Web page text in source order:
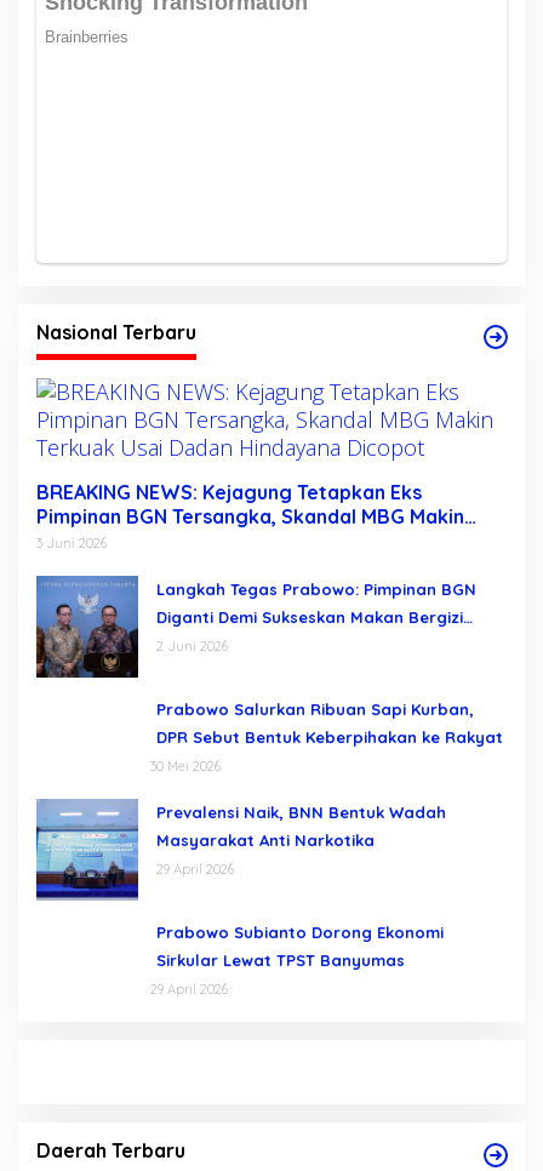
Nasional Terbaru
BREAKING NEWS: Kejagung Tetapkan Eks
Pimpinan BGN Tersangka, Skandal MBG Makin
Terkuak Usai Dadan Hindayana Dicopot
3 Juni 2026
Langkah Tegas Prabowo: Pimpinan BGN
Diganti Demi Sukseskan Makan Bergizi
Gratis
2 Juni 2026
Prabowo Salurkan Ribuan Sapi Kurban,
DPR Sebut Bentuk Keberpihakan ke Rakyat
30 Mei 2026
Prevalensi Naik, BNN Bentuk Wadah
Masyarakat Anti Narkotika
29 April 2026
Prabowo Subianto Dorong Ekonomi
Sirkular Lewat TPST Banyumas
29 April 2026
Daerah Terbaru
Werdoyo dan Mijen
Di DAERAH | 2 Juli 2026